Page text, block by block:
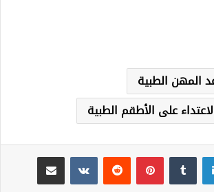
المهن الطبية
على الأطقم الطبية
لينكدإن بينتيريست